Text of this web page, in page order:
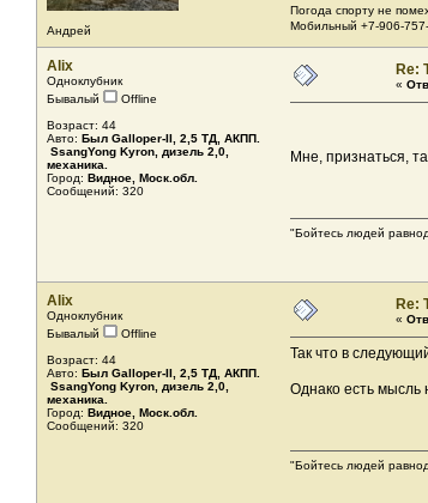
Андрей
Погода спорту не
Мобильный +7-906-
Alix
Одноклубник
Бывалый
Offline
Возраст: 44
Авто: Был Galloper-II, 2,5 ТД, АКПП.
SsangYong Kyron, дизель 2,0,
механика.
Город: Видное, Моск.обл.
Сообщений: 320
Re:
«
Мне, признаться,
"Бойтесь людей
Alix
Одноклубник
Бывалый
Offline
Возраст: 44
Авто: Был Galloper-II, 2,5 ТД, АКПП.
SsangYong Kyron, дизель 2,0,
механика.
Город: Видное, Моск.обл.
Сообщений: 320
Re:
«
Так что в
Однако есть мысль
"Бойтесь людей